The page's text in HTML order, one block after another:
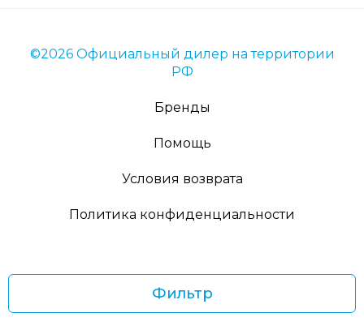
Фильтр
©2026 Официальный дилер на территории
РФ
Бренды
Помощь
Условия возврата
Политика конфиденциальности